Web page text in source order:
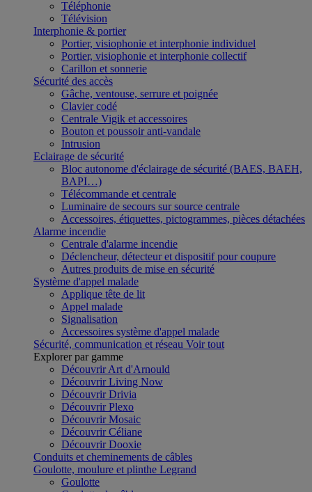
Téléphonie
Télévision
Interphonie & portier
Portier, visiophonie et interphonie individuel
Portier, visiophonie et interphonie collectif
Carillon et sonnerie
Sécurité des accès
Gâche, ventouse, serrure et poignée
Clavier codé
Centrale Vigik et accessoires
Bouton et poussoir anti-vandale
Intrusion
Eclairage de sécurité
Bloc autonome d'éclairage de sécurité (BAES, BAEH,
BAPI…)
Télécommande et centrale
Luminaire de secours sur source centrale
Accessoires, étiquettes, pictogrammes, pièces détachées
Alarme incendie
Centrale d'alarme incendie
Déclencheur, détecteur et dispositif pour coupure
Autres produits de mise en sécurité
Système d'appel malade
Applique tête de lit
Appel malade
Signalisation
Accessoires système d'appel malade
Sécurité, communication et réseau Voir tout
Explorer par gamme
Découvrir Art d'Arnould
Découvrir Living Now
Découvrir Drivia
Découvrir Plexo
Découvrir Mosaic
Découvrir Céliane
Découvrir Dooxie
Conduits et cheminements de câbles
Goulotte, moulure et plinthe Legrand
Goulotte